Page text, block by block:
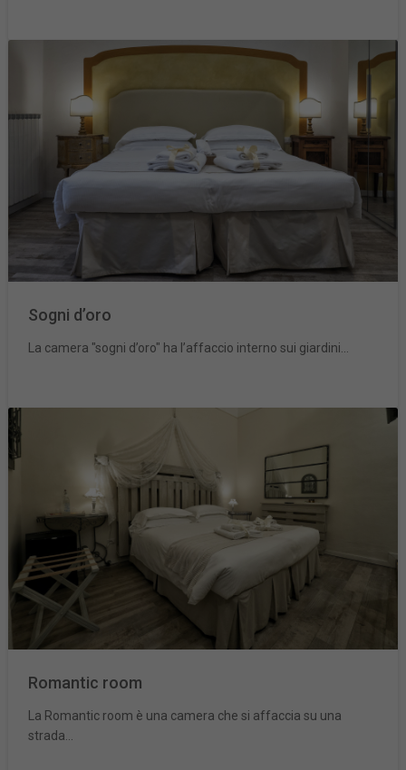
Sogni d’oro
La camera "sogni d’oro" ha l’affaccio interno sui giardini...
Romantic room
La Romantic room è una camera che si affaccia su una
strada...